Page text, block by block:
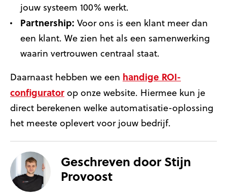
jouw systeem 100% werkt.
Partnership: Voor ons is een klant meer dan
een klant. We zien het als een samenwerking
waarin vertrouwen centraal staat.
Daarnaast hebben we een handige ROI-
configurator op onze website. Hiermee kun je
direct berekenen welke automatisatie-oplossing
het meeste oplevert voor jouw bedrijf.
Geschreven doorStijn
Provoost